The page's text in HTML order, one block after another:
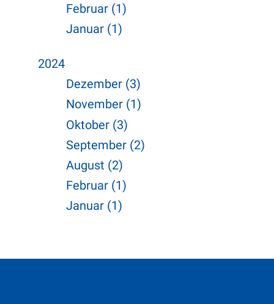
Februar (1)
Januar (1)
2024
Dezember (3)
November (1)
Oktober (3)
September (2)
August (2)
Februar (1)
Januar (1)